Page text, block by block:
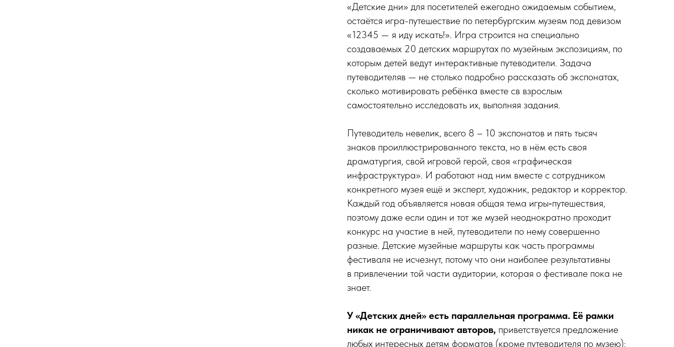
«Детские дни» для посетителей ежегодно ожидаемым событием,
остаётся игра-путешествие по петербургским музеям под девизом
«12345 — я иду искать!». Игра строится на специально
создаваемых 20 детских маршрутах по музейным экспозициям, по
которым детей ведут интерактивные путеводители. Задача
путеводителяв — не столько подробно рассказать об экспонатах,
сколько мотивировать ребёнка вместе св взрослым
самостоятельно исследовать их, выполняя задания.
Путеводитель невелик, всего 8 – 10 экспонатов и пять тысяч
знаков проиллюстрированного текста, но в нём есть своя
драматургия, свой игровой герой, своя «графическая
инфраструктура». И работают над ним вместе с сотрудником
конкретного музея ещё и эксперт, художник, редактор и корректор.
Каждый год объявляется новая общая тема игры‑путешествия,
поэтому даже если один и тот же музей неоднократно проходит
конкурс на участие в ней, путеводители по нему совершенно
разные. Детские музейные маршруты как часть программы
фестиваля не исчезнут, потому что они наиболее результативны
в привлечении той части аудитории, которая о фестивале пока не
знает.
У «Детских дней» есть параллельная программа. Её рамки
никак не ограничивают авторов, приветствуется предложение
любых интересных детям форматов (кроме путеводителя по музею):